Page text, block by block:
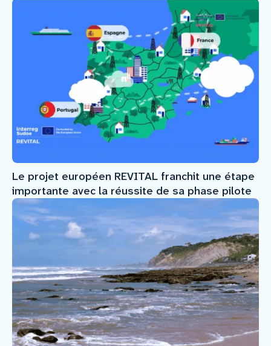
Le projet européen REVITAL franchit une étape
importante avec la réussite de sa phase pilote